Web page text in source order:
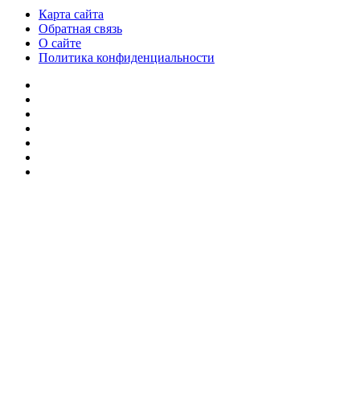
Карта сайта
Обратная связь
О сайте
Политика конфиденциальности